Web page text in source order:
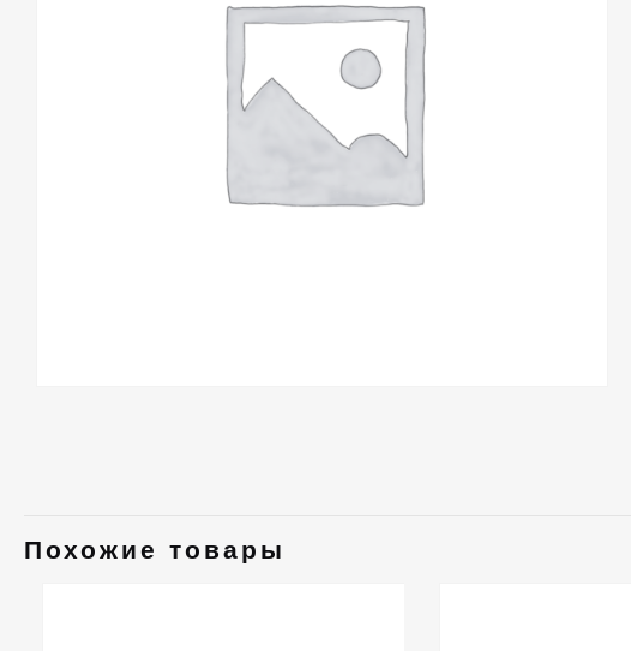
Похожие товары